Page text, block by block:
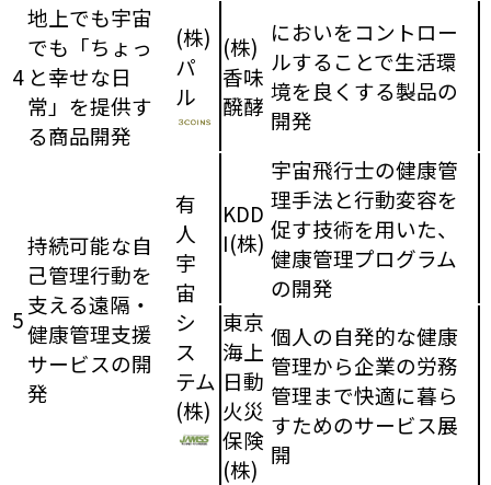
4
地上でも宇宙
でも「ちょっ
と幸せな日
常」を提供す
る商品開発
(株)
パ
ル
(株)
香味
醗酵
においをコントロー
ルすることで生活環
境を良くする製品の
開発
5
持続可能な自
己管理行動を
支える遠隔・
健康管理支援
サービスの開
発
有
人
宇
宙
シ
ス
テム
(株)
KDD
I(株)
宇宙飛行士の健康管
理手法と行動変容を
促す技術を用いた、
健康管理プログラム
の開発
東京
海上
日動
火災
保険
(株)
個人の自発的な健康
管理から企業の労務
管理まで快適に暮ら
すためのサービス展
開